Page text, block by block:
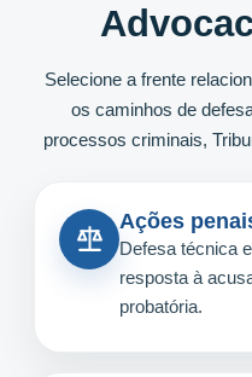
Selecione a frente
os caminhos de
processos criminais,
Ações
Defesa técnica
resposta à
probatória.